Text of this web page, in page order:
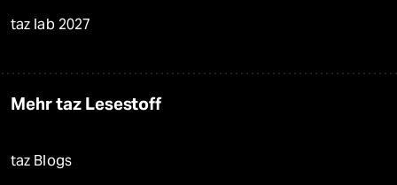
taz lab 2027
Mehr taz Lesestoff
taz Blogs